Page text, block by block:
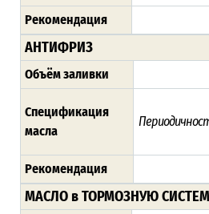
Рекомендация
АНТИФРИЗ
Объём заливки
Спецификация
масла
Рекомендация
МАСЛО в ТОРМОЗНУЮ